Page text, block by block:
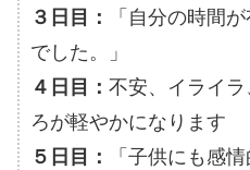
３日目：
「自分の時間
でした。」
４日目： 不安、イライ
ろが軽やかになります
５日目：
「子供にも感